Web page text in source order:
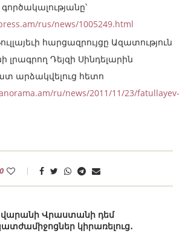
rus/news/1005249.html
հարցազրույցը Ազատություն
լրագրող Դեյզի Սինդելարին
արձակվելուց հետո
ru/news/2011/11/23/fatullayev-
0
վարանի Վրաստանի դեմ
կիրառելուց․